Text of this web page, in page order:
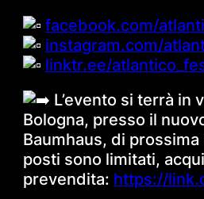
facebook.com/
instagram.com/
linktr.ee/
L’evento si terrà in
Bologna, presso il
Baumhaus, di
posti sono limitati,
prevendita: https://